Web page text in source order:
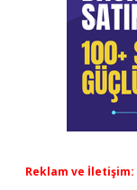
Reklam ve İletişim: